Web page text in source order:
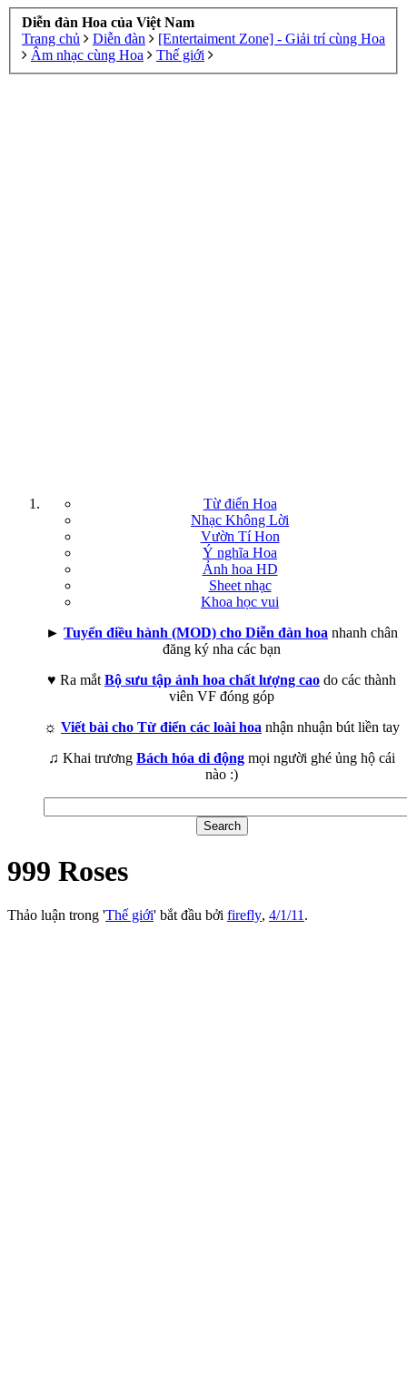
Diễn đàn Hoa của Việt Nam
Trang chủ
Diễn đàn
[Entertaiment Zone] - Giải trí cùng Hoa
Âm nhạc cùng Hoa
Thế giới
Từ điển Hoa
Nhạc Không Lời
Vườn Tí Hon
Ý nghĩa Hoa
Ảnh hoa HD
Sheet nhạc
Khoa học vui
► Tuyển điều hành (MOD) cho Diễn đàn hoa nhanh chân
đăng ký nha các bạn
♥ Ra mắt Bộ sưu tập ảnh hoa chất lượng cao do các thành
viên VF đóng góp
☼ Viết bài cho Từ điển các loài hoa nhận nhuận bút liền tay
♫ Khai trương Bách hóa di động mọi người ghé ủng hộ cái
nào :)
999 Roses
Thảo luận trong 'Thế giới' bắt đầu bởi firefly, 4/1/11.